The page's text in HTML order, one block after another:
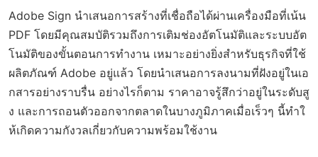
Adobe Sign นำเสนอการสร้างที่เชื่อถือได้ผ่านเครื่องมือที่เน้น
PDF โดยมีคุณสมบัติรวมถึงการเติมช่องอัตโนมัติและระบบอัต
โนมัติของขั้นตอนการทำงาน เหมาะอย่างยิ่งสำหรับธุรกิจที่ใช้
ผลิตภัณฑ์ Adobe อยู่แล้ว โดยนำเสนอการลงนามที่ฝังอยู่ในเอ
กสารอย่างราบรื่น อย่างไรก็ตาม ราคาอาจรู้สึกว่าอยู่ในระดับสู
ง และการถอนตัวออกจากตลาดในบางภูมิภาคเมื่อเร็วๆ นี้ทำใ
ห้เกิดความกังวลเกี่ยวกับความพร้อมใช้งาน